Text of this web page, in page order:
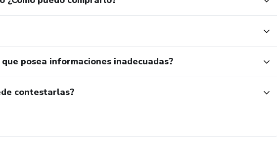
posea informaciones inadecuadas?
contestarlas?